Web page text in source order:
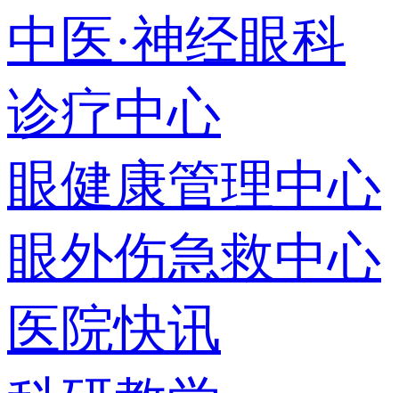
中医·神经眼科
诊疗中心
眼健康管理中心
眼外伤急救中心
医院快讯